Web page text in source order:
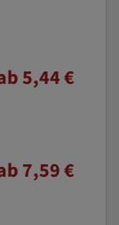
5,44 €
7,59 €